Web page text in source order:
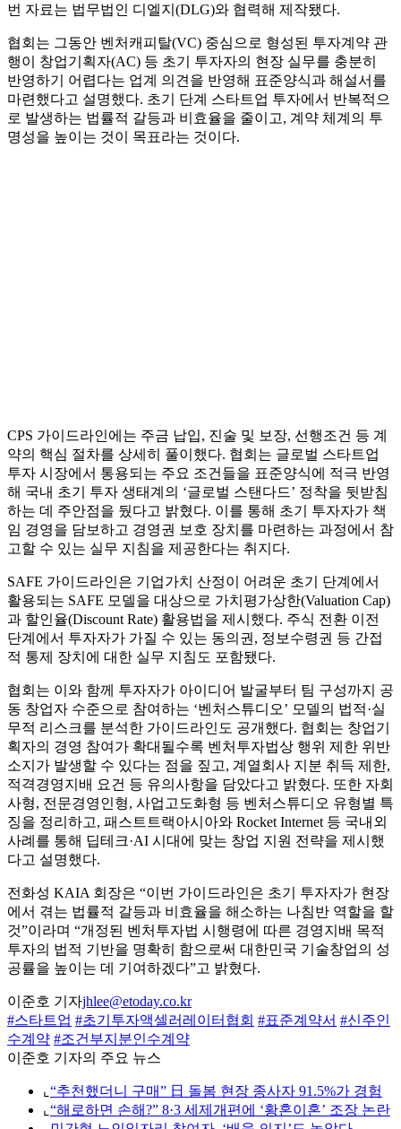
번 자료는 법무법인 디엘지(DLG)와 협력해 제작됐다.
협회는 그동안 벤처캐피탈(VC) 중심으로 형성된 투자계약 관
행이 창업기획자(AC) 등 초기 투자자의 현장 실무를 충분히
반영하기 어렵다는 업계 의견을 반영해 표준양식과 해설서를
마련했다고 설명했다. 초기 단계 스타트업 투자에서 반복적으
로 발생하는 법률적 갈등과 비효율을 줄이고, 계약 체계의 투
명성을 높이는 것이 목표라는 것이다.
CPS 가이드라인에는 주금 납입, 진술 및 보장, 선행조건 등 계
약의 핵심 절차를 상세히 풀이했다. 협회는 글로벌 스타트업
투자 시장에서 통용되는 주요 조건들을 표준양식에 적극 반영
해 국내 초기 투자 생태계의 ‘글로벌 스탠다드’ 정착을 뒷받침
하는 데 주안점을 뒀다고 밝혔다. 이를 통해 초기 투자자가 책
임 경영을 담보하고 경영권 보호 장치를 마련하는 과정에서 참
고할 수 있는 실무 지침을 제공한다는 취지다.
SAFE 가이드라인은 기업가치 산정이 어려운 초기 단계에서
활용되는 SAFE 모델을 대상으로 가치평가상한(Valuation Cap)
과 할인율(Discount Rate) 활용법을 제시했다. 주식 전환 이전
단계에서 투자자가 가질 수 있는 동의권, 정보수령권 등 간접
적 통제 장치에 대한 실무 지침도 포함됐다.
협회는 이와 함께 투자자가 아이디어 발굴부터 팀 구성까지 공
동 창업자 수준으로 참여하는 ‘벤처스튜디오’ 모델의 법적·실
무적 리스크를 분석한 가이드라인도 공개했다. 협회는 창업기
획자의 경영 참여가 확대될수록 벤처투자법상 행위 제한 위반
소지가 발생할 수 있다는 점을 짚고, 계열회사 지분 취득 제한,
적격경영지배 요건 등 유의사항을 담았다고 밝혔다. 또한 자회
사형, 전문경영인형, 사업고도화형 등 벤처스튜디오 유형별 특
징을 정리하고, 패스트트랙아시아와 Rocket Internet 등 국내외
사례를 통해 딥테크·AI 시대에 맞는 창업 지원 전략을 제시했
다고 설명했다.
전화성 KAIA 회장은 “이번 가이드라인은 초기 투자자가 현장
에서 겪는 법률적 갈등과 비효율을 해소하는 나침반 역할을 할
것”이라며 “개정된 벤처투자법 시행령에 따른 경영지배 목적
투자의 법적 기반을 명확히 함으로써 대한민국 기술창업의 성
공률을 높이는 데 기여하겠다”고 밝혔다.
이준호 기자jhlee@etoday.co.kr
#스타트업 #초기투자액셀러레이터협회 #표준계약서 #신주인
수계약 #조건부지분인수계약
이준호 기자의 주요 뉴스
⌞ “추천했더니 구매” 日 돌봄 현장 종사자 91.5%가 경험
⌞ “해로하면 손해?” 8·3 세제개편에 ‘황혼이혼’ 조장 논란